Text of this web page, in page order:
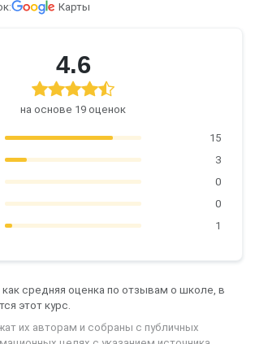
Карты
4.6
на основе 19 оценок
15
3
0
0
1
как средняя оценка по отзывам о школе, в
этот курс.
их авторам и собраны с публичных